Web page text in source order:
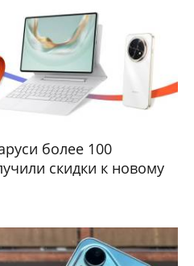
более 100
скидки к новому